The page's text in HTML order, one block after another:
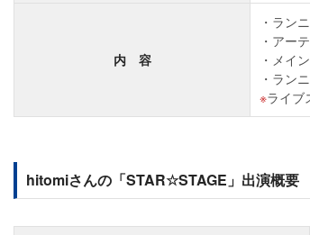
内 容
ラン
アー
メイ
ラン
ライブ
hitomiさんの「STAR☆STAGE」出演概要